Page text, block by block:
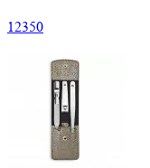
12350